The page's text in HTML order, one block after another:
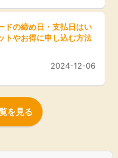
ドの締め日・支払日はい
トやお得に申し込む方法
2024-12-06
を見る